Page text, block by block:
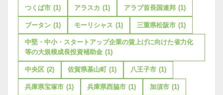
つくば市 (1) アラスカ (1) アラブ首長国連邦 (1)
ブータン (1) モーリシャス (1) 三重県松阪市 (1)
中堅・中小・スタートアップ企業の賃上げに向けた省力化
等の大規模成長投資補助金 (1)
中央区 (2) 佐賀県基山町 (1) 八王子市 (1)
兵庫県宝塚市 (1) 兵庫県西脇市 (1) 加須市 (1)